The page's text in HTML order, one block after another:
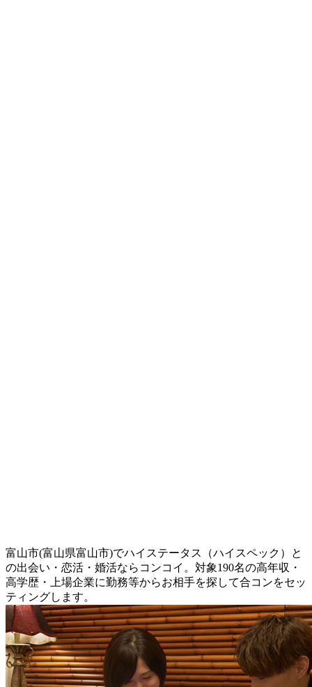
富山市(富山県富山市)でハイステータス（ハイスペック）と
の出会い・恋活・婚活ならコンコイ。対象190名の高年収・
高学歴・上場企業に勤務等からお相手を探して合コンをセッ
ティングします。